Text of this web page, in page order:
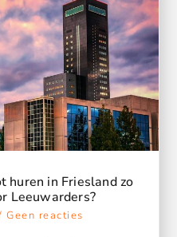
huren in Friesland zo
Leeuwarders?
Geen reacties